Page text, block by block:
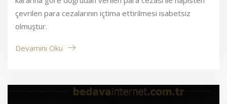
çevrilen para cezalarının içtima ettirilmesi isabetsiz
olmuştur.
Devamını Oku